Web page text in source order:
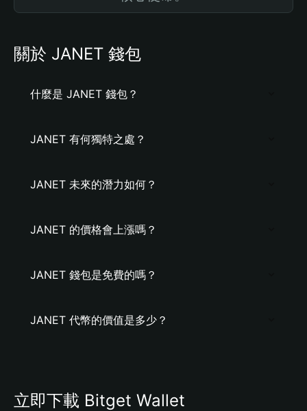
關於 JANET 錢包
什麼是 JANET 錢包？
JANET 有何獨特之處？
JANET 未來的潛力如何？
JANET 的價格會上漲嗎？
JANET 錢包是免費的嗎？
JANET 代幣的價值是多少？
立即下載 Bitget Wallet